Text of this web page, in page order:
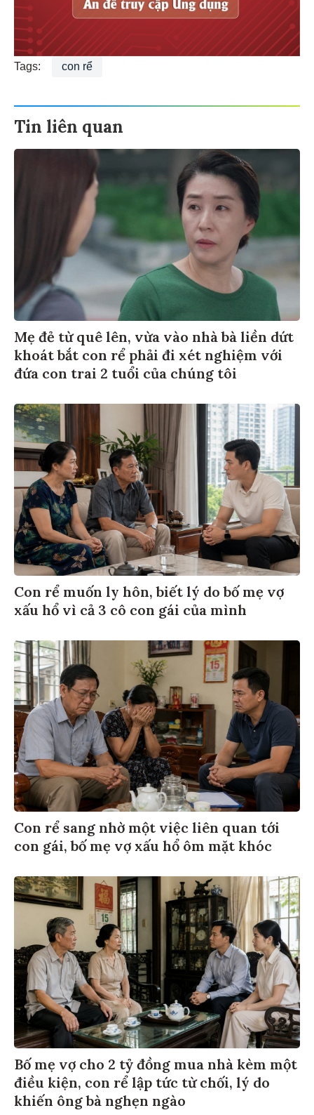
Tags: con rể
Tin liên quan
Mẹ đẻ từ quê lên, vừa vào nhà bà liền dứt
khoát bắt con rể phải đi xét nghiệm với
đứa con trai 2 tuổi của chúng tôi
Con rể muốn ly hôn, biết lý do bố mẹ vợ
xấu hổ vì cả 3 cô con gái của mình
Con rể sang nhờ một việc liên quan tới
con gái, bố mẹ vợ xấu hổ ôm mặt khóc
Bố mẹ vợ cho 2 tỷ đồng mua nhà kèm một
điều kiện, con rể lập tức từ chối, lý do
khiến ông bà nghẹn ngào